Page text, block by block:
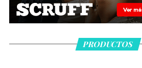
PRODUCTOS